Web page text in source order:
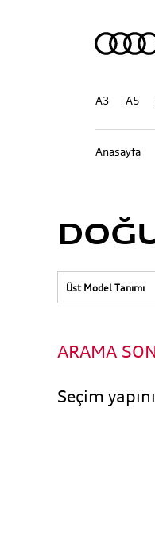
A3 A5
Anasayfa
ARAMA
Seçim